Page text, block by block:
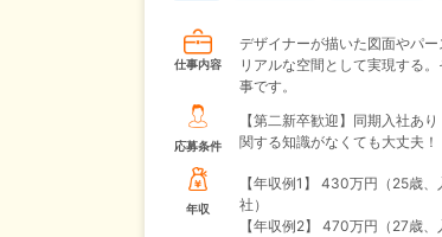
仕事内容
デザイナーが描いた図面やパー
リアルな空間として実現する
事です。
応募条件
【第二新卒歓迎】同期入社
関する知識がなくても大丈夫！
年収
【年収例1】
430万円（25歳、
社）
【年収例2】
470万円（27歳、